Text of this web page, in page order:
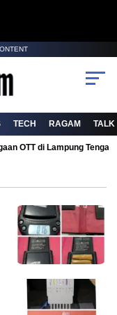
TECH RAGAM TALK
OTT di Lampung